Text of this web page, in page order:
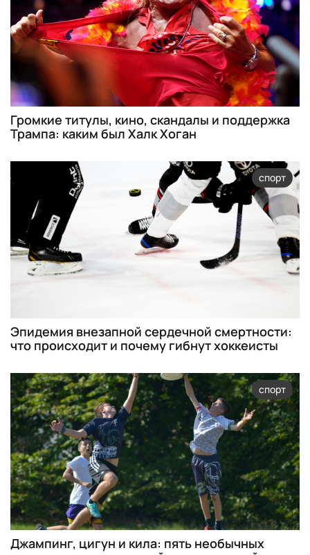
Громкие титулы, кино, скандалы и поддержка
Трампа: каким был Халк Хоган
спорт
Эпидемия внезапной сердечной смертности:
что происходит и почему гибнут хоккеисты
спорт
Джампинг, цигун и кила: пять необычных